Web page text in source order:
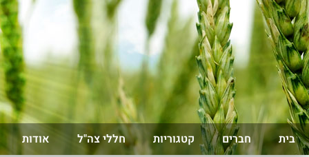
בית חברים קטגוריות חללי צה"ל אודות